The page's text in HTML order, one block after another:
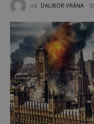
od DALIBOR VRÁNA